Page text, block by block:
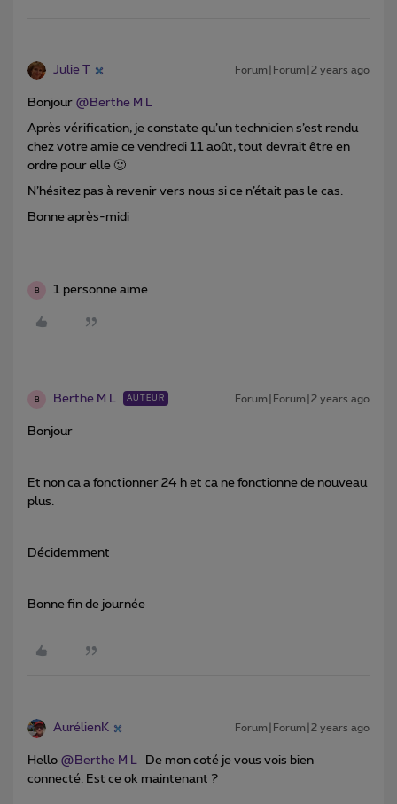
Julie T Forum|Forum|2 years ago
Bonjour @Berthe M L
Après vérification, je constate qu’un technicien s’est rendu
chez votre amie ce vendredi 11 août, tout devrait être en
ordre pour elle 🙂
N’hésitez pas à revenir vers nous si ce n’était pas le cas.
Bonne après-midi
B 1 personne aime
B Berthe M L AUTEUR Forum|Forum|2 years ago
Bonjour
Et non ca a fonctionner 24 h et ca ne fonctionne de nouveau
plus.
Décidemment
Bonne fin de journée
AurélienK Forum|Forum|2 years ago
Hello @Berthe M L De mon coté je vous vois bien
connecté. Est ce ok maintenant ?